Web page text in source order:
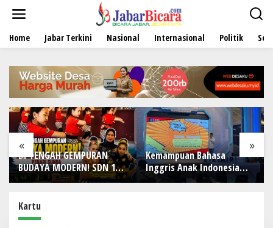
t
Home Jabar Terkini Nasional Internasional Politik
« »
DI TENGAH GEMPURAN
BUDAYA MODERN! SDN 1
Wanamekar Lahirkan
Menjaga Warisan Leluhur
dari Ruang Kelas
Kemampuan Bahasa
Inggris Anak Indonesia
Masih Menjadi Tantangan,
Kartu